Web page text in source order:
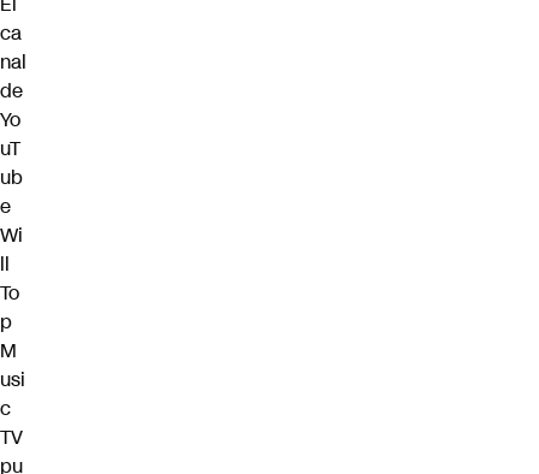
ca
nal
de
Yo
uT
ub
e
Wi
ll
To
p
M
usi
c
TV
pu